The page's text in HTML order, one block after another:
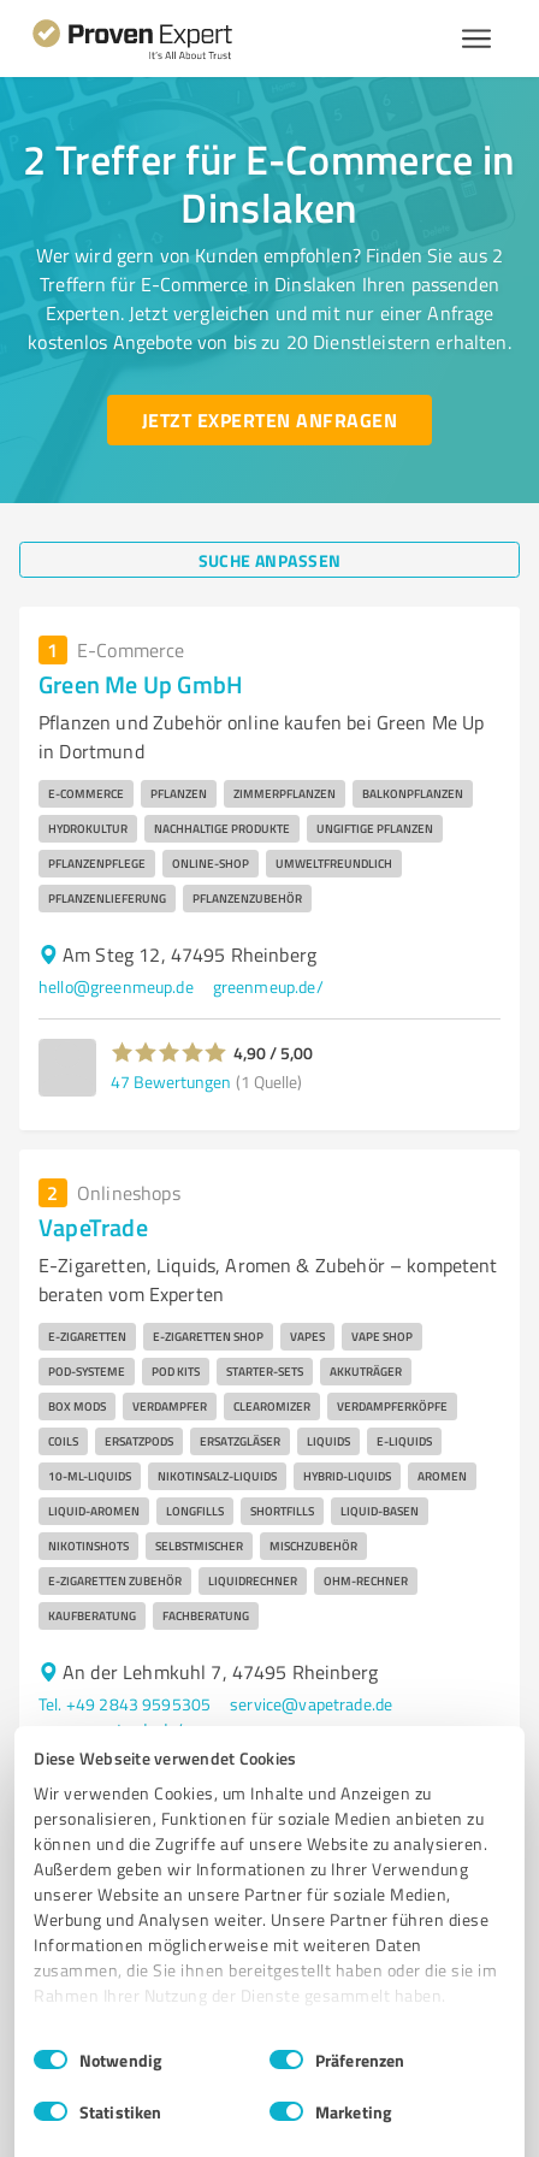
Diese Webseite verwendet Cookies
Wir verwenden Cookies, um Inhalte und Anzeigen zu
personalisieren, Funktionen für soziale Medien anbieten zu
können und die Zugriffe auf unsere Website zu analysieren.
Außerdem geben wir Informationen zu Ihrer Verwendung
unserer Website an unsere Partner für soziale Medien,
Werbung und Analysen weiter. Unsere Partner führen diese
Informationen möglicherweise mit weiteren Daten
zusammen, die Sie ihnen bereitgestellt haben oder die sie im
Rahmen Ihrer Nutzung der Dienste gesammelt haben.
Impressum Datenschutzbestimmungen
Einwilligungsauswahl
Notwendig Präferenzen
Statistiken Marketing
2 Treffer für E-Commerce in
Dinslaken
Wer wird gern von Kunden empfohlen? Finden Sie aus 2
Treffern für E-Commerce in Dinslaken Ihren passenden
Experten. Jetzt vergleichen und mit nur einer Anfrage
kostenlos Angebote von bis zu 20 Dienstleistern erhalten.
JETZT EXPERTEN ANFRAGEN
SUCHE ANPASSEN
1 E-Commerce
Green Me Up GmbH
Pflanzen und Zubehör online kaufen bei Green Me Up
in Dortmund
E-COMMERCE PFLANZEN ZIMMERPFLANZEN BALKONPFLANZEN
HYDROKULTUR NACHHALTIGE PRODUKTE UNGIFTIGE PFLANZEN
PFLANZENPFLEGE ONLINE-SHOP UMWELTFREUNDLICH
PFLANZENLIEFERUNG PFLANZENZUBEHÖR
Am Steg 12, 47495 Rheinberg
hello@greenmeup.de greenmeup.de/
4,90 / 5,00
47 Bewertungen (1 Quelle)
2 Onlineshops
VapeTrade
E-Zigaretten, Liquids, Aromen & Zubehör – kompetent
beraten vom Experten
E-ZIGARETTEN E-ZIGARETTEN SHOP VAPES VAPE SHOP
POD-SYSTEME POD KITS STARTER-SETS AKKUTRÄGER
BOX MODS VERDAMPFER CLEAROMIZER VERDAMPFERKÖPFE
COILS ERSATZPODS ERSATZGLÄSER LIQUIDS E-LIQUIDS
10-ML-LIQUIDS NIKOTINSALZ-LIQUIDS HYBRID-LIQUIDS AROMEN
LIQUID-AROMEN LONGFILLS SHORTFILLS LIQUID-BASEN
NIKOTINSHOTS SELBSTMISCHER MISCHZUBEHÖR
E-ZIGARETTEN ZUBEHÖR LIQUIDRECHNER OHM-RECHNER
KAUFBERATUNG FACHBERATUNG
An der Lehmkuhl 7, 47495 Rheinberg
Tel. +49 2843 9595305
service@vapetrade.de
www.vapetrade.de/
10Bewertungen
von 15 veröffentlicht
Sie möchten auch hier gelistet werden?